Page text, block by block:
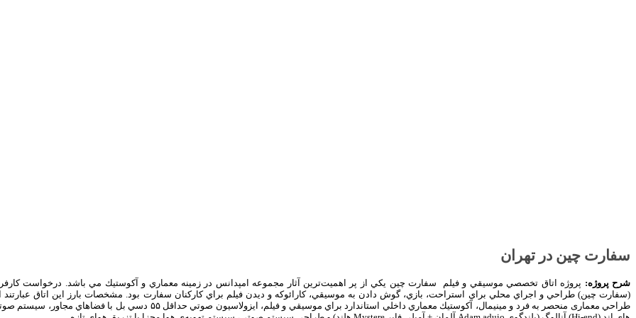
سفارت چين در تهران
شرح پروژه: پروژه اتاق تخصصي موسيقي و فيلم
سفارت چين يكي از پر اهميت‌ترين آثار مجموعه امپدانس در زمينه معماري و آكوستيك مي باشد. درخواست
(سفارت چين) طراحي و اجراي محلي براي استراحت، بازي، گوش دادن به موسيقي، كارائوكه و ديدن فيلم براي كاركنان سفارت بود. مشخصات بارز اين اتاق عبارتند
طراحي معماری منحصر به فرد و مينيمال، آكوستيك معماري داخلي استاندارد براي موسيقي و فيلم، ايزولاسيون صوتي حداقل ۵۵ دسي بل با فضاهاي مجاور،